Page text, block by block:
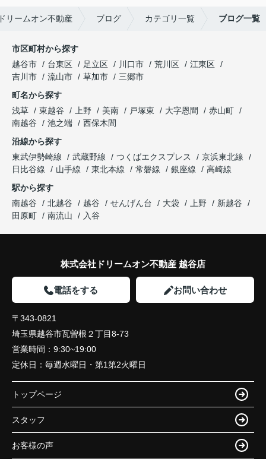
リームオン不動産 ブログ カテゴリ一覧 ブログ一覧
市区町村から探す
越谷市
台東区 足立区 川口市 荒川区
江東区
吉川市
流山市 草加市
三郷市
町名から探す
浅草
東越谷 上野 美南 戸塚東 大字恩間
赤山町
南越谷
池之端
西保木間
沿線から探す
東武伊勢崎線
武蔵野線 つくばエクスプレス
京浜東北線
日比谷線
山手線 東北本線 常磐線 銀座線
高崎線
駅から探す
南越谷
北越谷 越谷 せんげん台 大袋 上野
新越谷
田原町
南流山 入谷
株式会社ドリームオン不動産 越谷店
電話をする お問い合わせ
〒343-0821
埼玉県越谷市瓦曽根２丁目8-73
営業時間： 9:30~19:00
定休日： 毎週水曜日・第1第2火曜日
トップページ
スタッフ
お客様の声